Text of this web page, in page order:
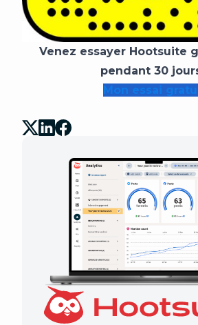
Venez essayer Hootsuite
pendant 30
Mon essai